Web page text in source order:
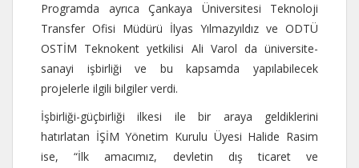
Programda ayrıca Çankaya Üniversitesi Teknoloji
Transfer Ofisi Müdürü İlyas Yılmazyıldız ve ODTÜ
OSTİM Teknokent yetkilisi Ali Varol da üniversite-
sanayi işbirliği ve bu kapsamda yapılabilecek
projelerle ilgili bilgiler verdi.
İşbirliği-güçbirliği ilkesi ile bir araya geldiklerini
hatırlatan İŞİM Yönetim Kurulu Üyesi Halide Rasim
ise, “İlk amacımız, devletin dış ticaret ve